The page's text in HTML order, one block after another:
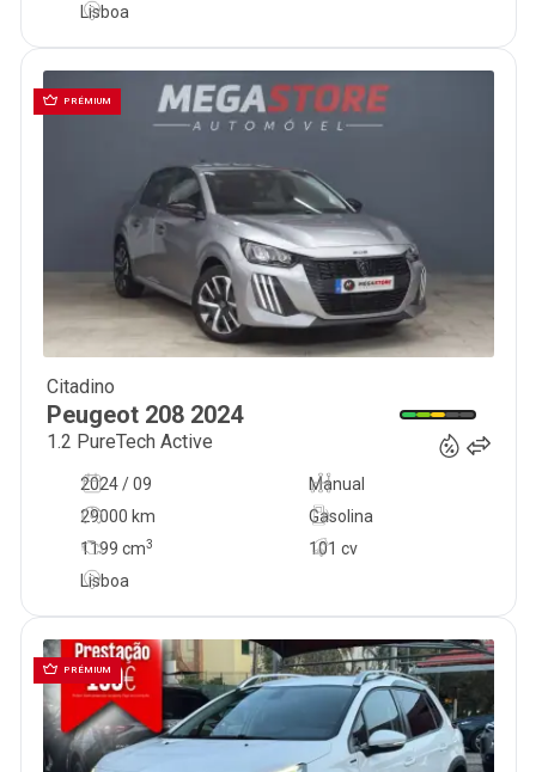
Lisboa
PRÉMIUM
Citadino
Peugeot 208 2024
1.2 PureTech Active
2024 / 09
Manual
29000 km
101 cv
Gasolina
1199 cm3
Lisboa
PRÉMIUM